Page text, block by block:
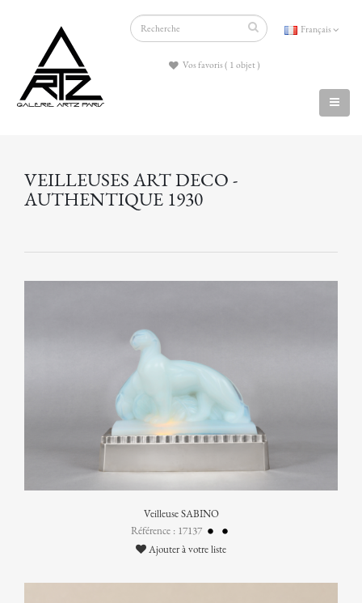
Français
Vos favoris ( 1 objet )
VEILLEUSES ART DECO -
AUTHENTIQUE 1930
Veilleuse SABINO
Référence : 17137
Ajouter à votre liste